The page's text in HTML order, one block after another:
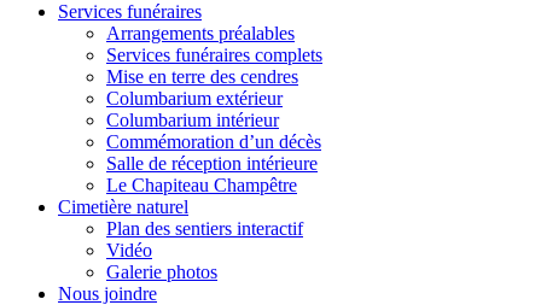
Services funéraires
Arrangements préalables
Services funéraires complets
Mise en terre des cendres
Columbarium extérieur
Columbarium intérieur
Commémoration d’un décès
Salle de réception intérieure
Le Chapiteau Champêtre
Cimetière naturel
Plan des sentiers interactif
Vidéo
Galerie photos
Nous joindre